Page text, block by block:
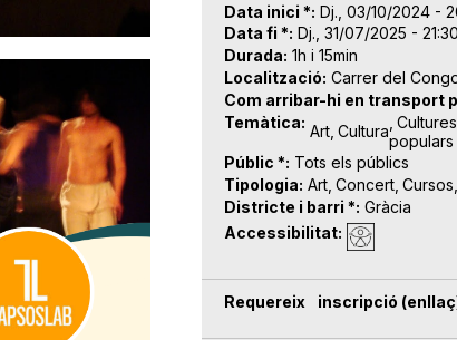
Data inici * Dj., 03/10/2024 -
Data fi * Dj., 31/07/2025 - 21:30
Durada 1h i 15min
Localització Carrer del
Com arribar-hi en transport
Temàtica Art Cultura Cultures
populars
Públic * Tots els públics
Tipologia Art Concert Cursos
Districte i barri * Gràcia
Accessibilitat
Requereix inscripció